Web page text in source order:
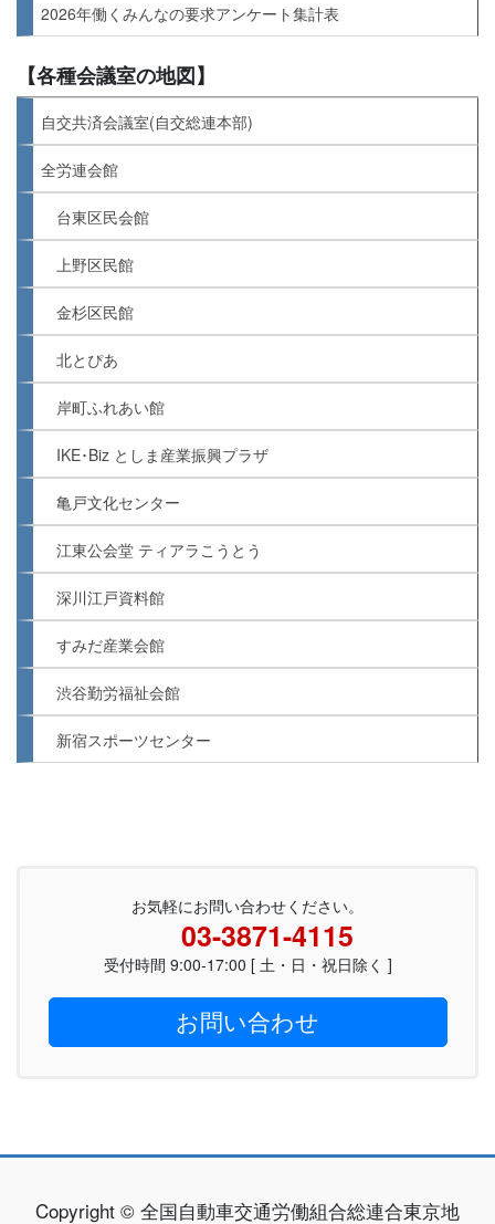
2026年働くみんなの要求アンケート集計表
【各種会議室の地図】
自交共済会議室(自交総連本部)
全労連会館
台東区民会館
上野区民館
金杉区民館
北とぴあ
岸町ふれあい館
IKE･Biz としま産業振興プラザ
亀戸文化センター
江東公会堂 ティアラこうとう
深川江戸資料館
すみだ産業会館
渋谷勤労福祉会館
新宿スポーツセンター
お気軽にお問い合わせください。
03-3871-4115
受付時間 9:00-17:00 [ 土・日・祝日除く ]
お問い合わせ
Copyright © 全国自動車交通労働組合総連合東京地